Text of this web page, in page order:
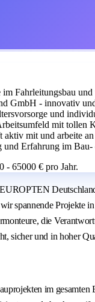
Fahrleitungsbau
GmbH - innovativ
und
mit tollen
aktiv mit und arbeite
und Erfahrung im
- 65000 € pro Jahr.
spannende
die
sicher und in hoher
im gesamten